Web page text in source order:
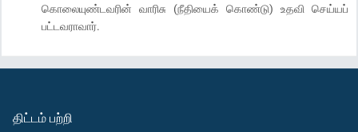
கொலையுண்டவரின் வாரிசு (நீதியைக் கொண்டு) உதவி செய்யப்
பட்டவராவார்.
திட்டம் பற்றி